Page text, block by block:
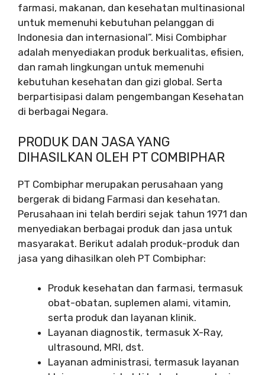
farmasi, makanan, dan kesehatan multinasional
untuk memenuhi kebutuhan pelanggan di
Indonesia dan internasional”. Misi Combiphar
adalah menyediakan produk berkualitas, efisien,
dan ramah lingkungan untuk memenuhi
kebutuhan kesehatan dan gizi global. Serta
berpartisipasi dalam pengembangan Kesehatan
di berbagai Negara.
PRODUK DAN JASA YANG
DIHASILKAN OLEH PT COMBIPHAR
PT Combiphar merupakan perusahaan yang
bergerak di bidang Farmasi dan kesehatan.
Perusahaan ini telah berdiri sejak tahun 1971 dan
menyediakan berbagai produk dan jasa untuk
masyarakat. Berikut adalah produk-produk dan
jasa yang dihasilkan oleh PT Combiphar:
Produk kesehatan dan farmasi, termasuk
obat-obatan, suplemen alami, vitamin,
serta produk dan layanan klinik.
Layanan diagnostik, termasuk X-Ray,
ultrasound, MRI, dst.
Layanan administrasi, termasuk layanan